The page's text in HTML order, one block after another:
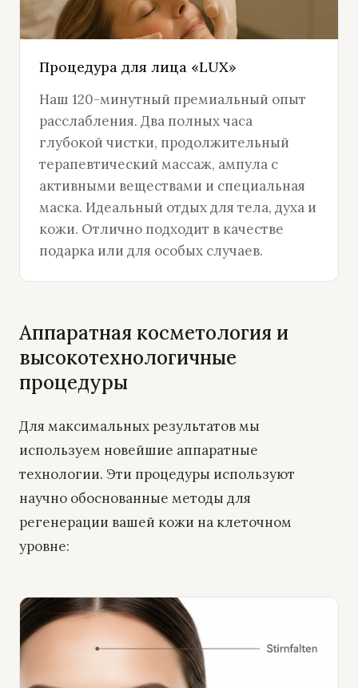
Процедура для лица «LUX»
Наш 120-минутный премиальный опыт
расслабления. Два полных часа
глубокой чистки, продолжительный
терапевтический массаж, ампула с
активными веществами и специальная
маска. Идеальный отдых для тела, духа и
кожи. Отлично подходит в качестве
подарка или для особых случаев.
Аппаратная косметология и
высокотехнологичные
процедуры
Для максимальных результатов мы
используем новейшие аппаратные
технологии. Эти процедуры используют
научно обоснованные методы для
регенерации вашей кожи на клеточном
уровне: